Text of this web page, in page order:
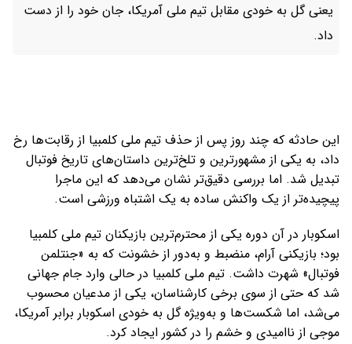
یعنی گل به خودی مقابل تیم ملی آمریکا، جان خود را از دست
داد.
این حادثه که چند روز پس از حذف تیم ملی کلمبیا از رقابت‌ها رخ
داد، به یکی از مشهورترین و تلخ‌ترین داستان‌های تاریخ فوتبال
تبدیل شد. اما بررسی دقیق‌تر نشان می‌دهد که این ماجرا
پیچیده‌تر از یک واکنش ساده به یک اشتباه ورزشی است.
اسکوبار در آن دوره یکی از محترم‌ترین بازیکنان تیم ملی کلمبیا
بود؛ بازیکنی آرام، منضبط و به‌دور از خشونت که به «جنتلمن
فوتبال» شهرت داشت. تیم ملی کلمبیا در حالی وارد جام جهانی
شد که حتی از سوی برخی کارشناسان، یکی از مدعیان محسوب
می‌شد، اما شکست‌ها و به‌ویژه گل به خودی اسکوبار برابر آمریکا،
موجی از ناامیدی و خشم را در کشور ایجاد کرد.